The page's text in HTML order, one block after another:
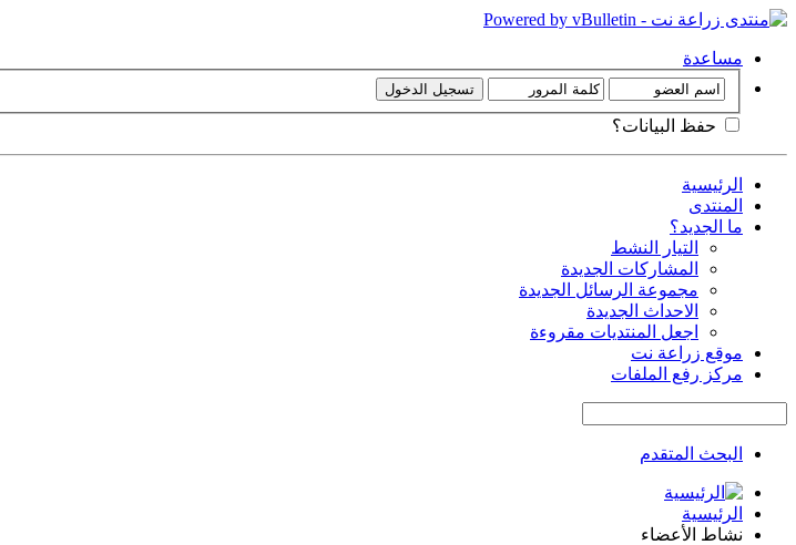
مساعدة
حفظ البيانات؟
الرئيسية
المنتدى
ما الجديد؟
التيار النشط
المشاركات الجديدة
مجموعة الرسائل الجديدة
الاحداث الجديدة
اجعل المنتديات مقروءة
موقع زراعة نت
مركز رفع الملفات
البحث المتقدم
الرئيسية
نشاط الأعضاء